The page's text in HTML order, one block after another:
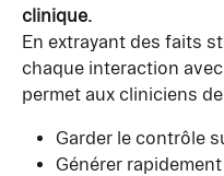
clinique.
En extrayant des faits
chaque interaction
permet aux cliniciens de
Garder le contrôle
Générer